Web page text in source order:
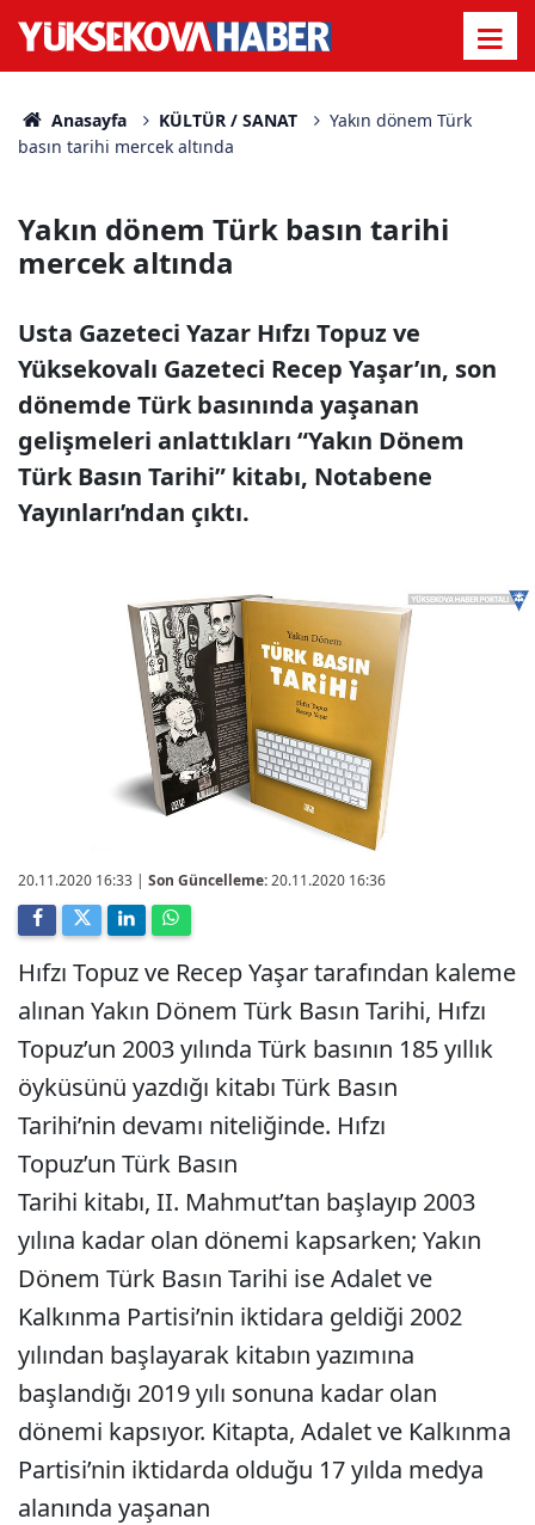
Anasayfa KÜLTÜR / SANAT
Yakın dönem Türk
basın tarihi mercek altında
Yakın dönem Türk basın tarihi
mercek altında
Usta Gazeteci Yazar Hıfzı Topuz ve
Yüksekovalı Gazeteci Recep Yaşar’ın, son
dönemde Türk basınında yaşanan
gelişmeleri anlattıkları “Yakın Dönem
Türk Basın Tarihi” kitabı, Notabene
Yayınları’ndan çıktı.
20.11.2020 16:33 | Son Güncelleme:20.11.2020 16:36
Hıfzı Topuz ve Recep Yaşar tarafından kaleme
alınan Yakın Dönem Türk Basın Tarihi, Hıfzı
Topuz’un 2003 yılında Türk basının 185 yıllık
öyküsünü yazdığı kitabı Türk Basın
Tarihi’nin devamı niteliğinde. Hıfzı
Topuz’un Türk Basın
Tarihi kitabı, II. Mahmut’tan başlayıp 2003
yılına kadar olan dönemi kapsarken; Yakın
Dönem Türk Basın Tarihi ise Adalet ve
Kalkınma Partisi’nin iktidara geldiği 2002
yılından başlayarak kitabın yazımına
başlandığı 2019 yılı sonuna kadar olan
dönemi kapsıyor. Kitapta, Adalet ve Kalkınma
Partisi’nin iktidarda olduğu 17 yılda medya
alanında yaşanan